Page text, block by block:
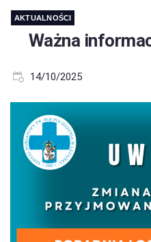
AKTUALNOŚCI
Ważna
14/10/2025